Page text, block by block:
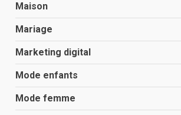
Maison
Mariage
Marketing digital
Mode enfants
Mode femme